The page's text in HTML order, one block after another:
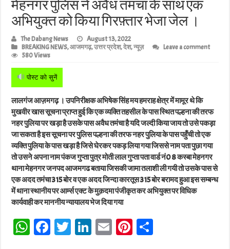
मेंहनगर पुलिस ने अवैध तमंचा के साथ एक
अभियुक्त को किया गिरफ़्तार भेजा जेल ।
The Dabang News
August 13, 2022
BREAKING NEWS,आजमगढ़,उत्तर प्रदेश,देश,न्यूज़
Leave a comment
580 Views
पोस्ट को सुनें
लालगंज आज़मगढ़ । उपनिरीक्षक अभिषेक सिंह मय हमराह क्षेत्र में मामूर थे कि
मुखवीर खास सूचना प्राप्त हुई कि एक व्यक्ति तहसील के पास स्थित पल्हना की तरफ
नहर पुलिया पर खड़ा है उसके पास अवैध तमंचा है यदि जल्दी किया जाय तो उसे पकड़ा
जा सकता है इस सूचना पर पुलिस पल्हना की तरफ नहर पुलिया के पास पहुँची तो एक
व्यक्ति पुलिया के पास खड़ा है जिसे घेरकर पकड़ लिया गया जिससे नाम पता पुछा गया
तो उसने अपना नाम पंकज गुप्ता पुत्र मोती लाल गुप्ता पता वार्ड नं0 8 कस्बा मेहनगर
थाना मेहनगर जनपद आजमगढ बताया जिसकी जामा तलाशी ली गयी तो उसके पास से
एक अदद तमंचा 315 बोर व एक अदद जिन्दा कारतूस 315 बोर बरामद हुआ इस सम्बन्ध
में थाना स्थानीय पर आर्म्स एक्ट के मुक़दमा पंजीकृत कर अभियुक्त पर विधिक
कार्यवाही कर माननीय न्यायालय भेज दिया गया
W Fa T Li E Pi